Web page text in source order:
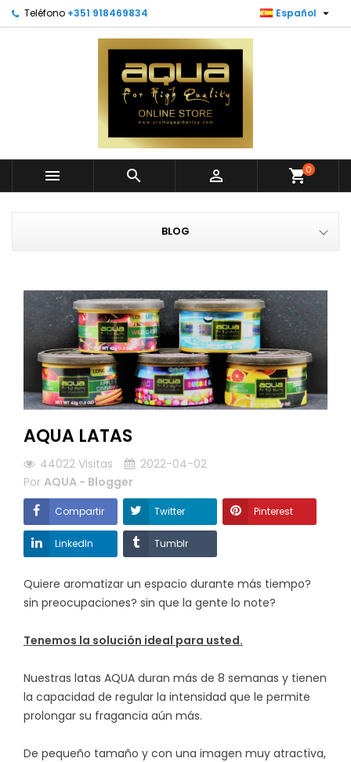
Teléfono +351 918469834 Español 
   shopping_cart0
BLOG
AQUA LATAS
44022 Visitas
2022-04-02
Por AQUA - Blogger
Compartir Twitter Pinterest
LinkedIn Tumblr
Quiere aromatizar un espacio durante más tiempo?
sin preocupaciones? sin que la gente lo note?
Tenemos la solución ideal para usted.
Nuestras latas AQUA duran más de 8 semanas y tienen
la capacidad de regular la intensidad que le permite
prolongar su fragancia aún más.
De pequeño tamaño y con una imagen muy atractiva,